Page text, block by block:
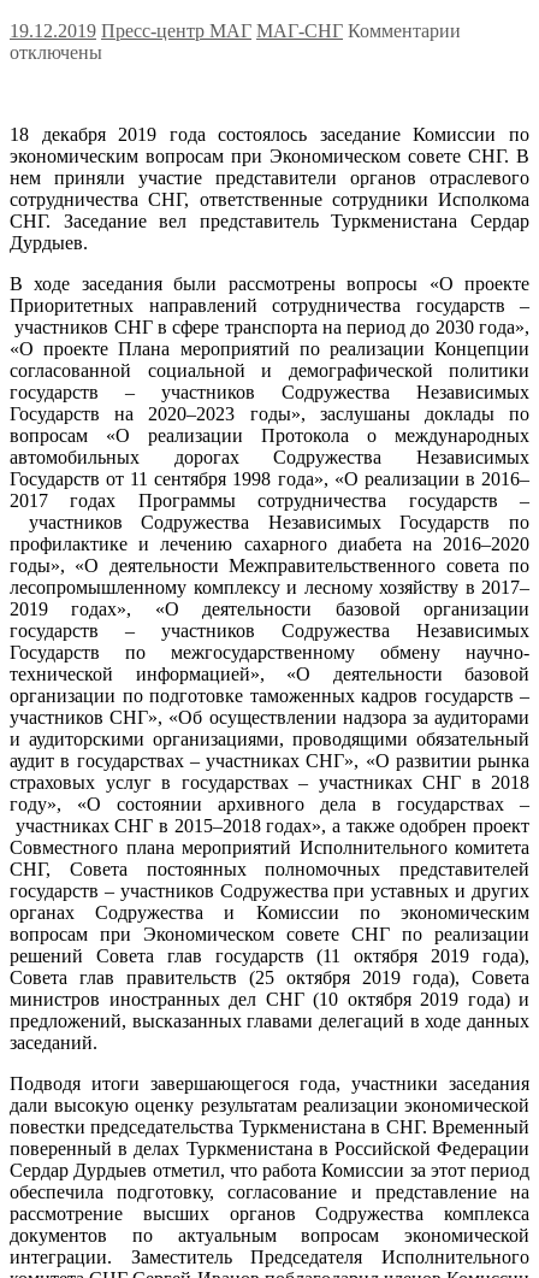
19.12.2019 Пресс-центр МАГ МАГ-СНГ Комментарии
в
этом
году
заседание
вопросам
при
совете
СНГ
отключены
18 декабря 2019 года состоялось заседание Комиссии по
экономическим вопросам при Экономическом совете СНГ. В
нем приняли участие представители органов отраслевого
сотрудничества СНГ, ответственные сотрудники Исполкома
СНГ. Заседание вел представитель Туркменистана Сердар
Дурдыев.
В ходе заседания были рассмотрены вопросы «О проекте
Приоритетных направлений сотрудничества государств –
участников СНГ в сфере транспорта на период до 2030 года»,
«О проекте Плана мероприятий по реализации Концепции
согласованной социальной и демографической политики
государств – участников Содружества Независимых
Государств на 2020–2023 годы», заслушаны доклады по
вопросам «О реализации Протокола о международных
автомобильных дорогах Содружества Независимых
Государств от 11 сентября 1998 года», «О реализации в 2016–
2017 годах Программы сотрудничества государств –
участников Содружества Независимых Государств по
профилактике и лечению сахарного диабета на 2016–2020
годы», «О деятельности Межправительственного совета по
лесопромышленному комплексу и лесному хозяйству в 2017–
2019 годах», «О деятельности базовой организации
государств – участников Содружества Независимых
Государств по межгосударственному обмену научно-
технической информацией», «О деятельности базовой
организации по подготовке таможенных кадров государств –
участников СНГ», «Об осуществлении надзора за аудиторами
и аудиторскими организациями, проводящими обязательный
аудит в государствах – участниках СНГ», «О развитии рынка
страховых услуг в государствах – участниках СНГ в 2018
году», «О состоянии архивного дела в государствах –
участниках СНГ в 2015–2018 годах», а также одобрен проект
Совместного плана мероприятий Исполнительного комитета
СНГ, Совета постоянных полномочных представителей
государств – участников Содружества при уставных и других
органах Содружества и Комиссии по экономическим
вопросам при Экономическом совете СНГ по реализации
решений Совета глав государств (11 октября 2019 года),
Совета глав правительств (25 октября 2019 года), Совета
министров иностранных дел СНГ (10 октября 2019 года) и
предложений, высказанных главами делегаций в ходе данных
заседаний.
Подводя итоги завершающегося года, участники заседания
дали высокую оценку результатам реализации экономической
повестки председательства Туркменистана в СНГ. Временный
поверенный в делах Туркменистана в Российской Федерации
Сердар Дурдыев отметил, что работа Комиссии за этот период
обеспечила подготовку, согласование и представление на
рассмотрение высших органов Содружества комплекса
документов по актуальным вопросам экономической
интеграции. Заместитель Председателя Исполнительного